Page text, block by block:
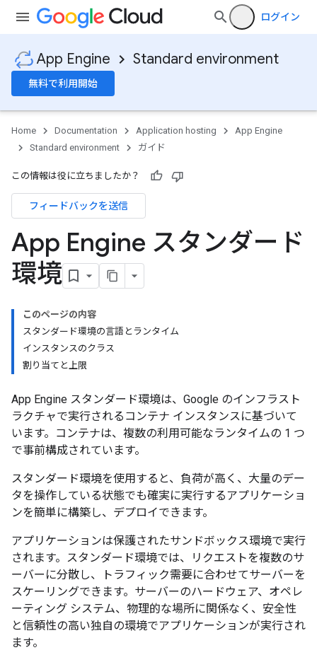
ログイン
App Engine Standard environment
無料で利用開始
Home Documentation Application hosting
App Engine
Standard environment
ガイド
この情報は役に立ちましたか？
フィードバックを送信
App Engine スタンダード
環境
このページの内容
スタンダード環境の言語とランタイム
インスタンスのクラス
割り当てと上限
App Engine スタンダード環境は、Google のインフラスト
ラクチャで実行されるコンテナ インスタンスに基づいて
います。コンテナは、複数の利用可能なランタイムの 1 つ
で事前構成されています。
スタンダード環境を使用すると、負荷が高く、大量のデー
タを操作している状態でも確実に実行するアプリケーショ
ンを簡単に構築し、デプロイできます。
アプリケーションは保護されたサンドボックス環境で実行
されます。スタンダード環境では、リクエストを複数のサ
ーバーに分散し、トラフィック需要に合わせてサーバーを
スケーリングできます。サーバーのハードウェア、オペレ
ーティング システム、物理的な場所に関係なく、安全性
と信頼性の高い独自の環境でアプリケーションが実行され
ます。